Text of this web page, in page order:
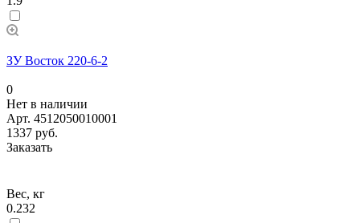
ЗУ Восток 220-6-2
0
Нет в наличии
Арт. 4512050010001
1337 руб.
Заказать
Вес, кг
0.232